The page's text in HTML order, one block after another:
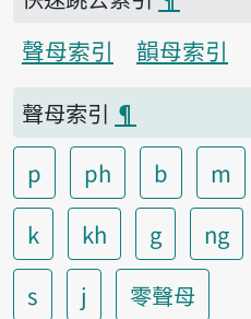
聲母索引
韻母索引
聲母索引 ¶
p
ph b m
k
kh g ng
s
j
零聲母